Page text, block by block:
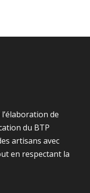
de
du BTP
artisans avec
en respectant la